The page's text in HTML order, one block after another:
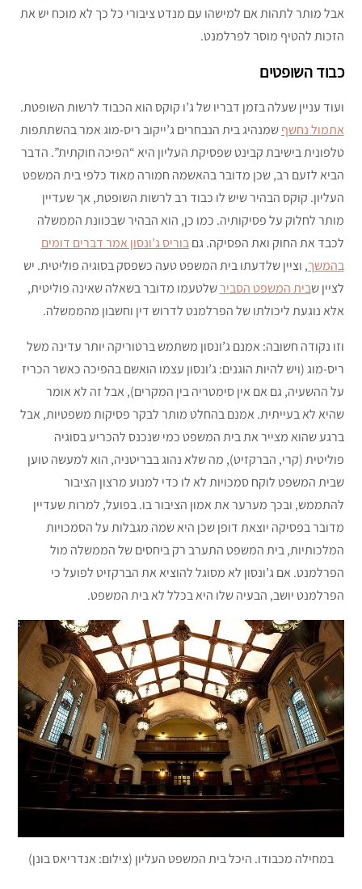
אבל מותר לתהות אם למישהו עם מנדט ציבורי כל כך לא מוכח יש את
הזכות להטיף מוסר לפרלמנט.
כבוד השופטים
ועוד עניין שעלה בזמן דבריו של ג’ו קוקס הוא הכבוד לרשות השופטת.
אתמול נחשףשמנהיג בית הנבחרים ג’ייקוב ריס-מוג אמר בהשתתפות
טלפונית בישיבת קבינט שפסיקת העליון היא “הפיכה חוקתית”. הדבר
הביא לזעם רב, שכן מדובר בהאשמה חמורה מאוד כלפי בית המשפט
העליון. קוקס הבהיר שיש לו כבוד רב לרשות השופטת, אך שעדיין
מותר לחלוק על פסיקותיה. כמו כן, הוא הבהיר שבכוונת הממשלה
לכבד את החוק ואת הפסיקה. גםבוריס ג’ונסון אמר דברים דומים
בהמשך, וציין שלדעתו בית המשפט טעה כשפסק בסוגיה פוליטית. יש
לציין שבית המשפט הסבירשלטעמו מדובר בשאלה שאינה פוליטית,
אלא נוגעת ליכולתו של הפרלמנט לדרוש דין וחשבון מהממשלה.
וזו נקודה חשובה: אמנם ג’ונסון משתמש ברטוריקה יותר עדינה משל
ריס-מוג (ויש להיות הוגנים: ג’ונסון עצמו הואשם בהפיכה כאשר הכריז
על ההשעיה, גם אם אין סימטריה בין המקרים), אבל זה לא אומר
שהיא לא בעייתית. אמנם בהחלט מותר לבקר פסיקות משפטיות, אבל
ברגע שהוא מצייר את בית המשפט כמי שנכנס להכריע בסוגיה
פוליטית (קרי, הברקזיט), מה שלא נהוג בבריטניה, הוא למעשה טוען
שבית המשפט לוקח סמכויות לא לו כדי למנוע מרצון הציבור
להתממש, ובכך מערער את אמון הציבור בו. בפועל, למרות שעדיין
מדובר בפסיקה יוצאת דופן שכן היא שמה מגבלות על הסמכויות
המלכותיות, בית המשפט התערב רק ביחסים של הממשלה מול
הפרלמנט. אם ג’ונסון לא מסוגל להוציא את הברקזיט לפועל כי
הפרלמנט יושב, הבעיה שלו היא בכלל לא בית המשפט.
במחילה מכבודו. היכל בית המשפט העליון (צילום: אנדריאס בונן)